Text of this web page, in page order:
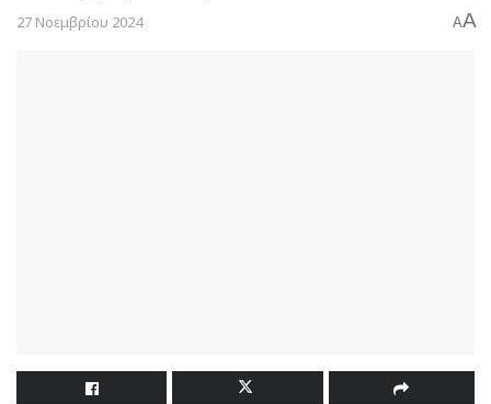
27 Νοεμβρίου 2024 AA